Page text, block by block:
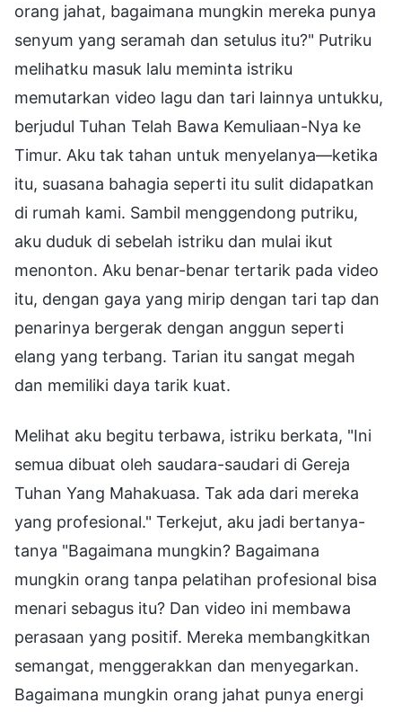
orang jahat, bagaimana mungkin mereka punya
senyum yang seramah dan setulus itu?" Putriku
melihatku masuk lalu meminta istriku
memutarkan video lagu dan tari lainnya untukku,
berjudul Tuhan Telah Bawa Kemuliaan-Nya ke
Timur. Aku tak tahan untuk menyelanya—ketika
itu, suasana bahagia seperti itu sulit didapatkan
di rumah kami. Sambil menggendong putriku,
aku duduk di sebelah istriku dan mulai ikut
menonton. Aku benar-benar tertarik pada video
itu, dengan gaya yang mirip dengan tari tap dan
penarinya bergerak dengan anggun seperti
elang yang terbang. Tarian itu sangat megah
dan memiliki daya tarik kuat.
Melihat aku begitu terbawa, istriku berkata, "Ini
semua dibuat oleh saudara-saudari di Gereja
Tuhan Yang Mahakuasa. Tak ada dari mereka
yang profesional." Terkejut, aku jadi bertanya-
tanya "Bagaimana mungkin? Bagaimana
mungkin orang tanpa pelatihan profesional bisa
menari sebagus itu? Dan video ini membawa
perasaan yang positif. Mereka membangkitkan
semangat, menggerakkan dan menyegarkan.
Bagaimana mungkin orang jahat punya energi